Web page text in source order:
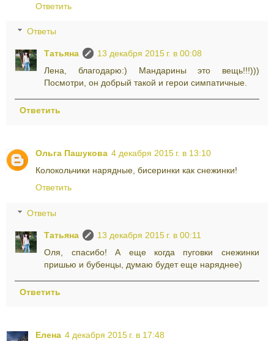
Ответить
Ответы
Татьяна
13 декабря 2015 г. в 00:08
Лена, благодарю:) Мандарины это вещь!!!)))
Посмотри, он добрый такой и герои симпатичные.
Ответить
Ольга Пашукова 4 декабря 2015 г. в 13:10
Колокольчики нарядные, бисеринки как снежинки!
Ответить
Ответы
Татьяна
13 декабря 2015 г. в 00:11
Оля, спасибо! А еще когда пуговки снежинки
пришью и бубенцы, думаю будет еще наряднее)
Ответить
Елена 4 декабря 2015 г. в 17:48